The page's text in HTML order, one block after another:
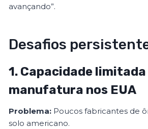
avançando”.
Desafios
1. Capacidade limitada
manufatura nos EUA
Problema: Poucos fabricantes de
solo americano.